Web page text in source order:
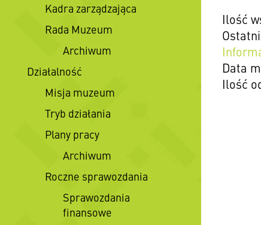
Kadra zarządzająca
Rada Muzeum
Archiwum
Działalność
Misja muzeum
Tryb działania
Plany pracy
Archiwum
Roczne sprawozdania
Sprawozdania
finansowe
Ilość
Data
Ilość